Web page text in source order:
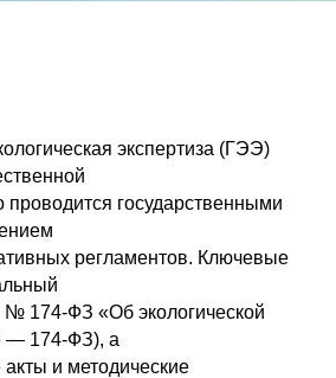
экспертиза (ГЭЭ)
проводится государственными
регламентов. Ключевые
№ 174-ФЗ «Об экологической
— 174-ФЗ), а
и методические